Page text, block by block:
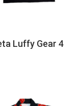
Luffy Gear 4